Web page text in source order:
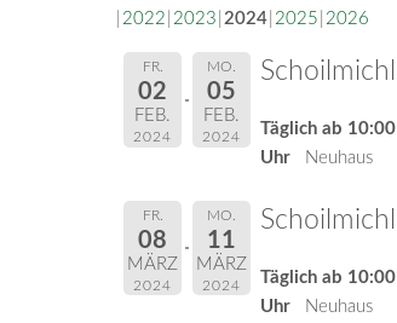
2022 2023 2024 2025 2026
FR.
02
FEB.
2024
MO.
05
FEB.
2024
Schoilmichl
Täglich ab 10:00
Uhr
Neuhaus
FR.
08
MÄRZ
2024
MO.
11
MÄRZ
2024
Schoilmichl
Täglich ab 10:00
Uhr
Neuhaus